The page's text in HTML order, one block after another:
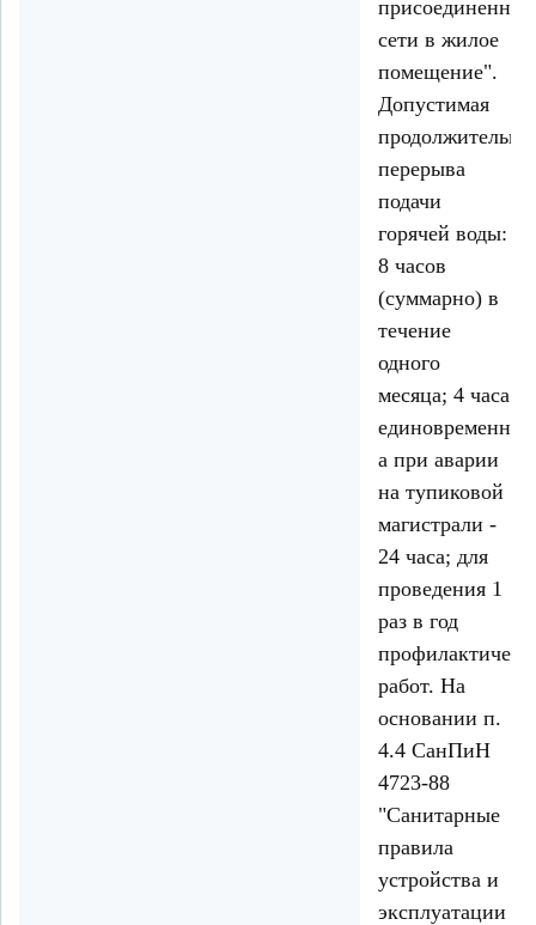
присоединенной
сети в жилое
помещение".
Допустимая
перерыва
подачи
горячей воды:
8 часов
(суммарно) в
течение
одного
месяца; 4 часа
единовременно,
а при аварии
на тупиковой
магистрали -
24 часа; для
проведения 1
раз в год
работ. На
основании п.
4.4 СанПиН
4723-88
"Санитарные
правила
устройства и
эксплуатации